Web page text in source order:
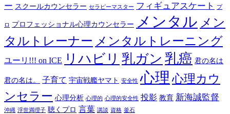
ー スクールカウンセラー セラピーマスター フィギュアスケート プ
ロ プロフェッショナル心理カウンセラー メンタル メン
タルトレーナー メンタルトレーニング
ユーリ!!! on ICE リハビリ 乳ガン 乳癌 君の名は
君の名は。 子育て 宇宙戦艦ヤマト 安全性 心理 心理カウ
ンセラー 心理分析 心理的 心理的安全性 投影 教育 新海誠監督
沖縄 浮世満理子 聴くプロ 言葉 講談 資格 釜石